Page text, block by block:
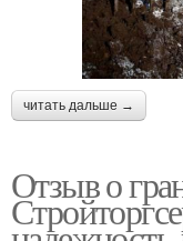
читать дальше →
Отзыв о